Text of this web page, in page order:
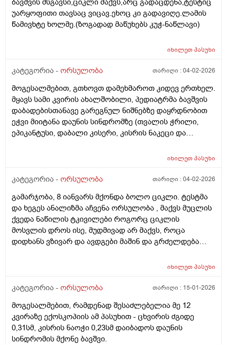
ბავშვის მსგავსი,ციკლი მაქვს,არც გადაცდენა,ტესტიც
უარყოფითი თავსაც ვიცავ.ეხოც კი გადავიღე.ლამის
წამივხტე ხოლმე.(ზოგადად მაწუხებს კუჭ-ნაწლავი)
იხილეთპასუხი
კატეგორია - ორსულობა თარიღი :04-02-2026
მოგესალმებით, გთხოვთ დამეხმაროთ კიდევ ერთხელ.
მყავს სამი კვირის ახალშობილი, პედიატრმა ბავშვის
დაბადებისთანავე გარეგნულ ნიშნებზე დაყრდნობით
ეჭვი მიიტანა დაუნის სინდრომზე (თვალის ჭრილი,
ეპიკანტუსი, დაბალი კისერი, კისრის ნაკეცი და
აღმოაჩნდა გულის მანკი, ასევე სმენის პრობლემა და
მირჩიოთ ჯერ გენეტიკოსის კონსულტაცია მჭირდება
იხილეთპასუხი
კატეგორია - ორსულობა თარიღი :04-02-2026
გამარჯობა, 8 იანვარს მქონდა ბოლო ციკლი. ტესტმა
და ხეგეს ანალიზმა აჩვენა ორსულობა , მაქვს მუცლის
ქვედა ნაწილის ტკივილები როგორც ციკლის
მოსვლის დროს ისე, მუდმივად არ მაქვს, როცა
დიდხანს ვზივარ და ავდგები მაშინ და გრძელდება
რომ ვწევარ მაშინ მტკივა იგივე ხანგრძლივობიფ
რაც ასე ვარ.
იხილეთპასუხი
კატეგორია - ორსულობა თარიღი : 15-01-2026
მოგესალმებით, რამდენად შესაძლებელია მე 12
კვირაზე ექოსკოპიის ამ პასუხით - ცხვირის ძგიდე
0,31სმ, კისრის ნაოჭი 0,23სმ დაიბადოს დაუნის
სინდრომის მქონე ბავშვი.